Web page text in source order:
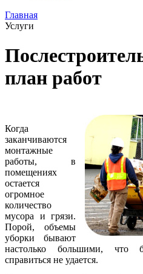
Главная
Услуги
план работ
Когда
заканчиваются
монтажные
работы, в
помещениях
остается
огромное
количество
мусора и грязи.
Порой, объемы
уборки бывают
настолько большими, что
справиться не удается.